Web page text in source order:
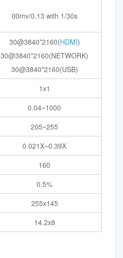
00mv/0.13 with 1/30s
30@3840*2160(HDMI)
30@3840*2160(NETWORK)
30@3840*2160(USB)
1x1
0.04~1000
205~255
0.021X~0.39X
160
0.5%
255x145
14.2x8